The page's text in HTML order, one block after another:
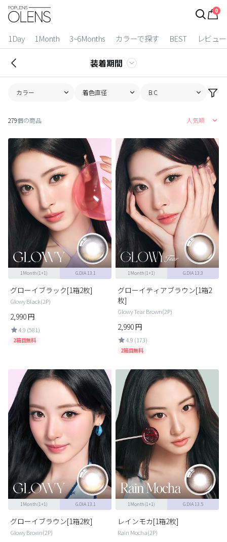
0
1Day 1Month 3~6Months カラーで探す BEST レビュー
ログイン
カラコン比較
今月限定特典
ベスト
カラコン
装着期間
2 Weeks
1 Month
3~6 Months
よりどりキット
カラー
ブラウン
チョコ
グレー
ブラック
グリーン
ブルー
ピンク
透明
乱視用
ハロウィンカラコン
レビュー
EYEしてる
総合掲示板
カスタマーサービス
ショッピングガイド
アプリダウンロード
装着期間
カラー 着色直径 B.C
279個の商品 人気順
1Month(1+1) G.DIA 13.1
グローイブラック[1箱2枚]
Glowy Black(2P)
2,990円
4.9 (581)
2箱目無料
1Month(1+1) G.DIA 13.3
グローイティアブラウン[1箱2
枚]
Glowy Tear Brown(2P)
2,990円
4.9 (173)
2箱目無料
1Month(1+1) G.DIA 13.1
グローイブラウン[1箱2枚]
Glowy Brown(2P)
1Month(1+1) G.DIA 13.5
レインモカ[1箱2枚]
Rain Mocha(2P)